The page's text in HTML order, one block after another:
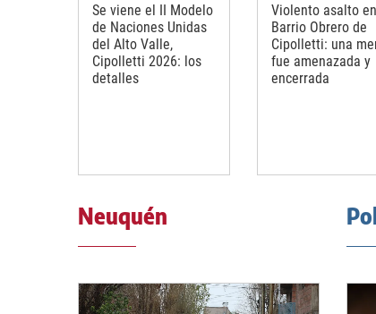
Se viene el II Modelo
de Naciones Unidas
del Alto Valle,
Cipolletti 2026: los
detalles
Violento asalto
Barrio Obrero de
Cipolletti: una
fue amenazada y
encerrada
Neuquén